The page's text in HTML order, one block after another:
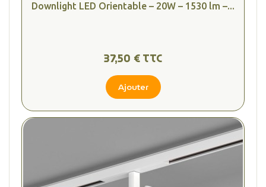
Downlight LED Orientable – 20W – 1530 lm –...
37,50 € TTC
Ajouter